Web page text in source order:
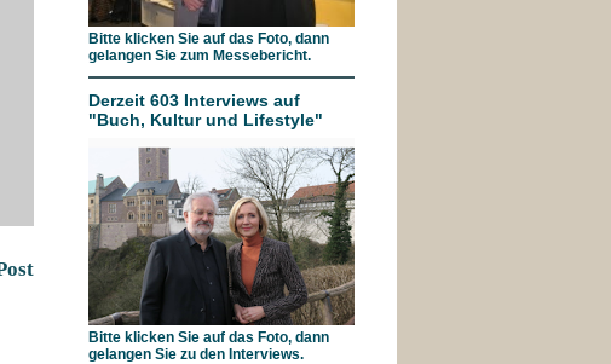
Bitte klicken Sie auf das Foto, dann
gelangen Sie zum Messebericht.
Derzeit 603 Interviews auf
"Buch, Kultur und Lifestyle"
Bitte klicken Sie auf das Foto, dann
gelangen Sie zu den Interviews.